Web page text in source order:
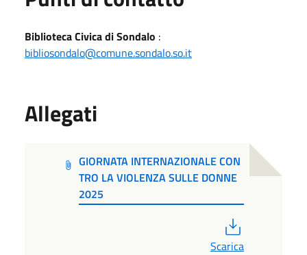
Biblioteca Civica di Sondalo :
bibliosondalo@comune.sondalo.so.it
Allegati
GIORNATA INTERNAZIONALE CON
TRO LA VIOLENZA SULLE DONNE
2025
Scarica